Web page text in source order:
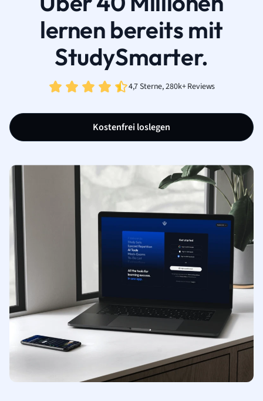
lernen bereits mit
StudySmarter.
4,7 Sterne, 280k+ Reviews
Kostenfrei loslegen